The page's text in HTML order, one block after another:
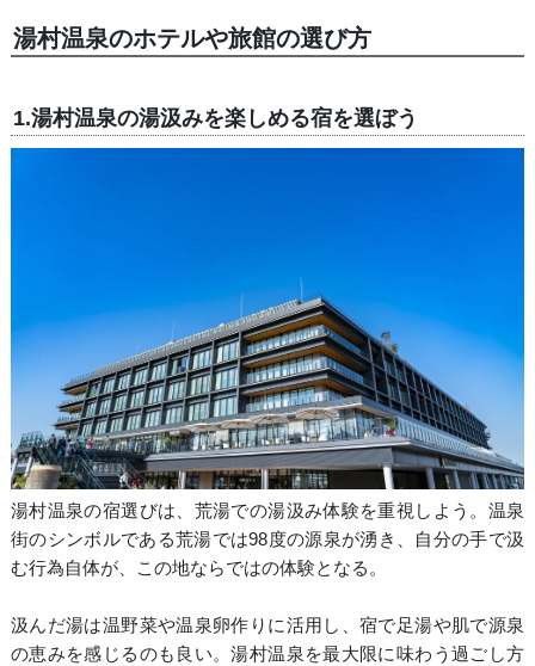
湯村温泉のホテルや旅館の選び方
1.湯村温泉の湯汲みを楽しめる宿を選ぼう
湯村温泉の宿選びは、荒湯での湯汲み体験を重視しよう。温泉
街のシンボルである荒湯では98度の源泉が湧き、自分の手で汲
む行為自体が、この地ならではの体験となる。
汲んだ湯は温野菜や温泉卵作りに活用し、宿で足湯や肌で源泉
の恵みを感じるのも良い。湯村温泉を最大限に味わう過ごし方